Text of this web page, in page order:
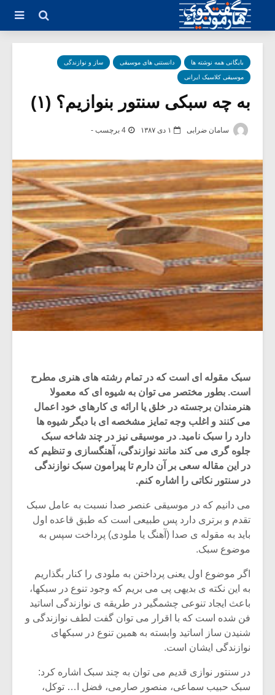
بایگانی همه نوشته ها دانستنی های موسیقی ساز و نوازندگی
موسیقی کلاسیک ایرانی
به چه سبکی سنتور بنوازیم؟ (۱)
سامان ضرابی ۱ دی ۱۳۸۷ 4 برچسب -
سبک مقوله ای است که در تمام رشته های هنری مطرح
است. بطور مختصر می توان به شیوه ای که معمولا
هنرمندان برجسته در خلق یا ارائه ی کارهای خود اعمال
می کنند و اغلب وجه تمایز مشخصه ای با دیگر شیوه ها
دارد را سبک نامید. در موسیقی نیز در چند شاخه سبک
جلوه گری می کند مانند نوازندگی، آهنگسازی و تنظیم که
در این مقاله سعی بر آن دارم تا پیرامون سبک نوازندگی
در سنتور نکاتی را اشاره کنم.
می دانیم که در موسیقی عنصر صدا نسبت به عامل سبک
تقدم و برتری دارد پس طبیعی است که طبق قاعده اول
باید به مقوله ی صدا (آهنگ یا ملودی) پرداخت سپس به
موضوع سبک.
اگر موضوع اول یعنی پرداختن به ملودی را کنار بگذاریم
به این نکته ی بدیهی پی می بریم که وجود تنوع در سبکها،
باعث ایجاد تنوعی چشمگیر در طریقه ی نوازندگی اساتید
فن شده است که با اقرار می توان گفت لطف نوازندگی و
شنیدن ساز اساتید وابسته به همین تنوع در سبکهای
نوازندگی ایشان است.
در سنتور نوازی قدیم می توان به چند سبک اشاره کرد:
سبک حبیب سماعی، منصور صارمی، فضل ا… توکل،